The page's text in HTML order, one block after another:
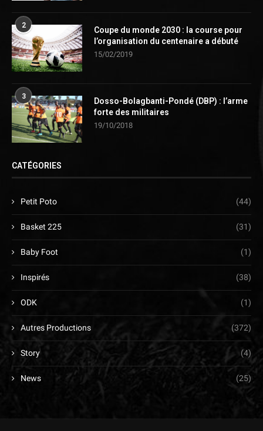
2
Coupe du monde 2030 : la course pour
l’organisation du centenaire a débuté
15/02/2019
3
Dosso-Bolagbanti-Pondé (DBP) : l’arme
forte des militaires
19/10/2018
CATÉGORIES
Petit Poto (44)
Basket 225 (31)
Baby Foot (1)
Inspirés (38)
ODK (1)
Autres Productions (372)
Story (4)
News (25)